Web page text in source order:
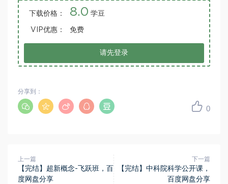
下载价格： 8.0 学豆
VIP优惠： 免费
请先登录
0
分享到：
上一篇
【完结】超新概念-飞跃班，百
度网盘分享
下一篇
【完结】中科院科学公开课，
百度网盘分享